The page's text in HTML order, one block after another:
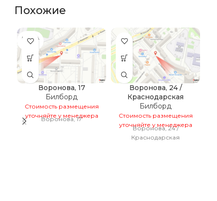
Похожие
ПРОДА
НО
Воронова, 17
Билборд
Стоимость размещения
уточняйте у менеджера
Воронова, 17
Воронова, 24 /
Краснодарская
Билборд
Стоимость размещения
уточняйте у менеджера
Воронова, 24 /
Краснодарская